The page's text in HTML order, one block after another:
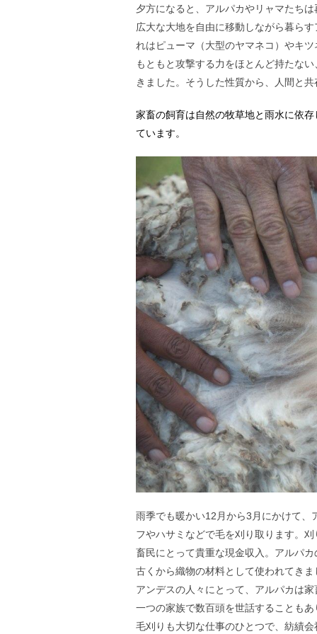
夕方になると、アルパカやリャマたち
広大な大地を自由に移動しながら暮ら
れはピューマ（大型のヤマネコ）やキ
もともと攻撃する力をほとんど持たな
きました。そうした性質から、人間と
家畜の飼育は自然の牧草地と雨水に依
ています。
雨季でも暖かい12月から3月にかけて、
フやハサミなどで毛を刈り取ります。
畜民にとって貴重な現金収入。アルパ
古くから織物の材料として使われてきま
アンデスの人々にとって、アルパカは
一つの家族で数百頭を世話することも
毛刈りも大切な仕事のひとつで、紡績